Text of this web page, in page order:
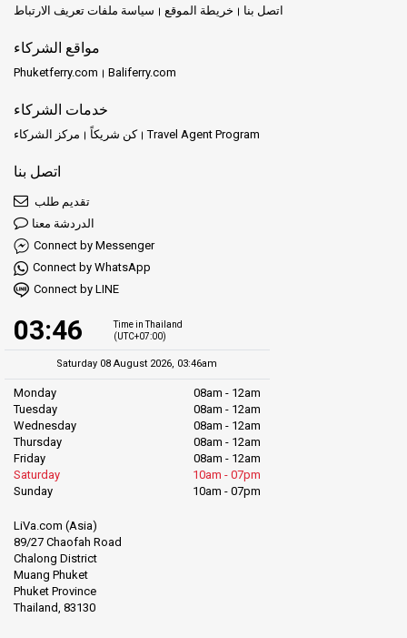
سياسة ملفات تعريف الارتباط
خريطة الموقع اتصل بنا
مواقع الشركاء
Phuketferry.com Baliferry.com
خدمات الشركاء
مركز الشركاء كن شريكاً Travel Agent Program
اتصل بنا
تقديم طلب
الدردشة معنا
Connect by Messenger
Connect by WhatsApp
Connect by LINE
03:46
Time in Thailand
(UTC+07:00)
Saturday 08 August 2026, 03:46am
Monday
08am - 12am
Tuesday
08am - 12am
Wednesday
08am - 12am
Thursday
08am - 12am
Friday
08am - 12am
Saturday
10am - 07pm
Sunday
10am - 07pm
LiVa.com (Asia)
89/27 Chaofah Road
Chalong District
Muang Phuket
Phuket Province
Thailand, 83130